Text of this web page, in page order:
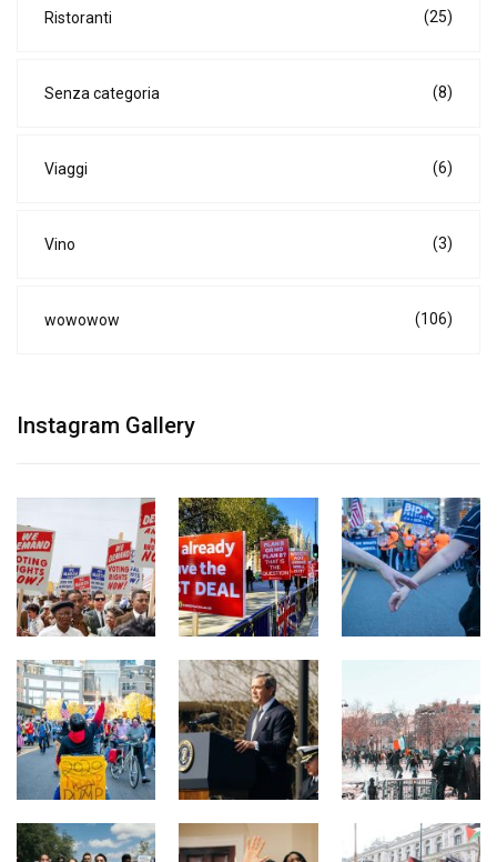
Ristoranti (25)
Senza categoria (8)
Viaggi (6)
Vino (3)
wowowow (106)
Instagram Gallery